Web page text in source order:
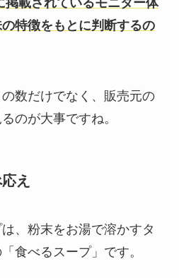
載されているモニター体
特徴をもとに判断するの
数だけでなく、販売元の
のが大事ですね。
え
、粉末をお湯で溶かすタ
食べるスープ」です。